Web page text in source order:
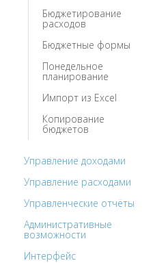
Бюджетирование
расходов
Бюджетные формы
Понедельное
планирование
Импорт из Excel
Копирование
бюджетов
Управление доходами
Управление расходами
Управленческие отчёты
Административные
возможности
Интерфейс